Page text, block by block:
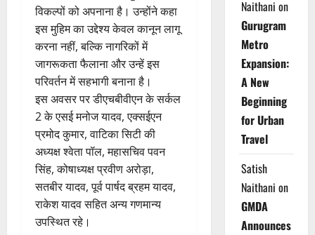
विकल्पों को अपनाना है। उन्होंने कहा
इस मुहिम का उद्देश्य केवल कानून लागू
करना नहीं, बल्कि नागरिकों में
जागरूकता फैलाना और उन्हें इस
परिवर्तन में सहभागी बनाना है।
इस अवसर पर डीएचबीवीएन के सर्कल
2 के एसई मनोज यादव, एक्सईएन
प्रमोद कुमार, वाटिका सिटी की
अध्यक्ष श्वेता पॉल, महासचिव पवन
सिंह, कोषाध्यक्ष प्रवीण अरोड़ा,
सतबीर यादव, पूर्व पार्षद ब्रहम यादव,
राकेश यादव सहित अन्य गणमान्य
उपस्थित रहे।
Naithani on
Gurugram
Metro
Expansion:
A New
Beginning
for Urban
Travel
Satish
Naithani on
GMDA
Announces